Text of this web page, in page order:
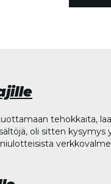
tehokkaita,
oli sitten kysymys